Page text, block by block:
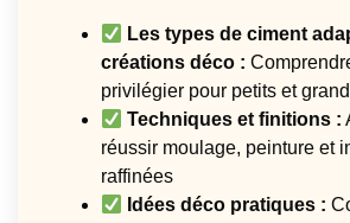
Les types de ciment
créations déco :
privilégier pour petits et
Techniques et finitions :
réussir moulage, peinture et
raffinées
Idées déco pratiques :